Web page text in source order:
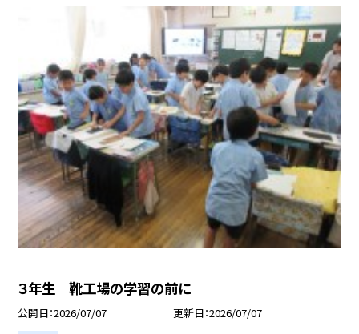
３年生 靴工場の学習の前に
公開日 2026/07/07 更新日 2026/07/07